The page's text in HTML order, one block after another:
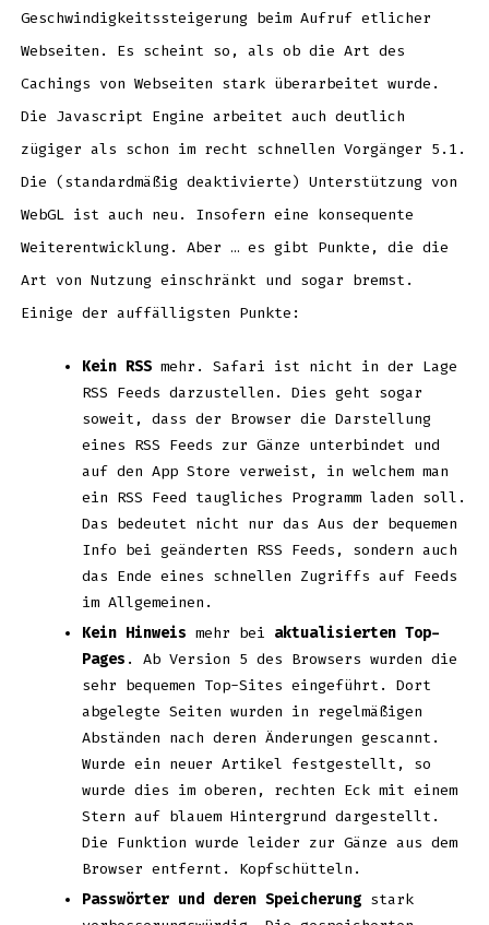
Geschwindigkeitssteigerung beim Aufruf etlicher
Webseiten. Es scheint so, als ob die Art des
Cachings von Webseiten stark überarbeitet wurde.
Die Javascript Engine arbeitet auch deutlich
zügiger als schon im recht schnellen Vorgänger 5.1.
Die (standardmäßig deaktivierte) Unterstützung von
WebGL ist auch neu. Insofern eine konsequente
Weiterentwicklung. Aber … es gibt Punkte, die die
Art von Nutzung einschränkt und sogar bremst.
Einige der auffälligsten Punkte:
Kein RSSmehr. Safari ist nicht in der Lage
RSS Feeds darzustellen. Dies geht sogar
soweit, dass der Browser die Darstellung
eines RSS Feeds zur Gänze unterbindet und
auf den App Store verweist, in welchem man
ein RSS Feed taugliches Programm laden soll.
Das bedeutet nicht nur das Aus der bequemen
Info bei geänderten RSS Feeds, sondern auch
das Ende eines schnellen Zugriffs auf Feeds
im Allgemeinen.
Kein Hinweis mehr bei aktualisierten Top-
Pages . Ab Version 5 des Browsers wurden die
sehr bequemen Top-Sites eingeführt. Dort
abgelegte Seiten wurden in regelmäßigen
Abständen nach deren Änderungen gescannt.
Wurde ein neuer Artikel festgestellt, so
wurde dies im oberen, rechten Eck mit einem
Stern auf blauem Hintergrund dargestellt.
Die Funktion wurde leider zur Gänze aus dem
Browser entfernt. Kopfschütteln.
Passwörter und deren Speicherungstark